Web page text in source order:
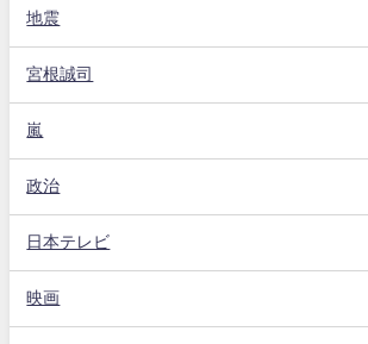
地震
宮根誠司
嵐
政治
日本テレビ
映画